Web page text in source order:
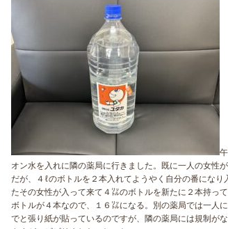
オン水を入れに隣の薬局に行きました。既に一人の女性
だが、４ℓのボトルを２本入れてようやく自分の番になり
たその女性が入って来て４㍑のボトルを新たに２本持っ
ボトルが４本なので、１６㍑になる。別の薬局では一人
でと張り紙が貼っているのですが、隣の薬局には規制が